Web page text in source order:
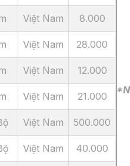
Việt Nam 8.000
Việt Nam 28.000
Việt Nam 12.000
Việt Nam 21.000
Việt Nam 500.000
Việt Nam 40.000